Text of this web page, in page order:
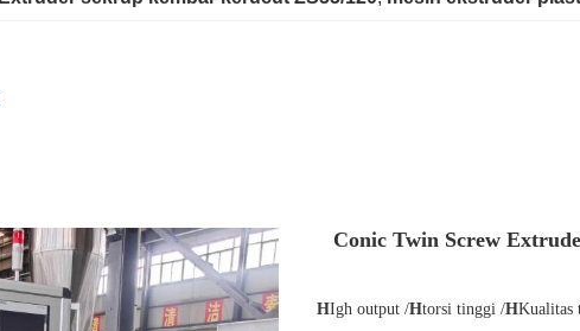
Conic Twin Screw
HIgh output /Htorsi tinggi /HKualitas